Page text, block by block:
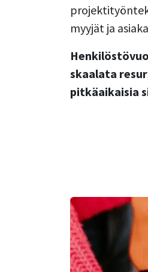
myyjät ja
skaalata
pitkäaikaisia